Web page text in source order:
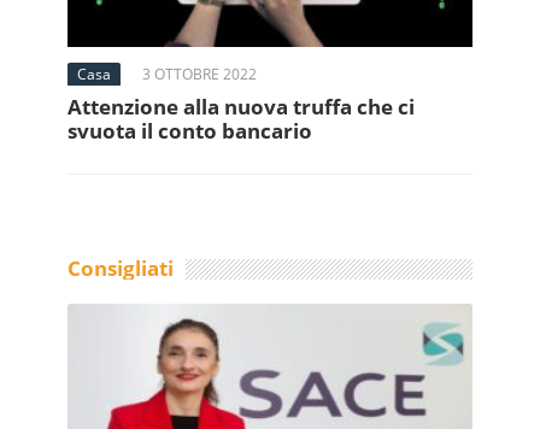
Casa 3 OTTOBRE 2022
Attenzione alla nuova truffa che ci
svuota il conto bancario
Consigliati